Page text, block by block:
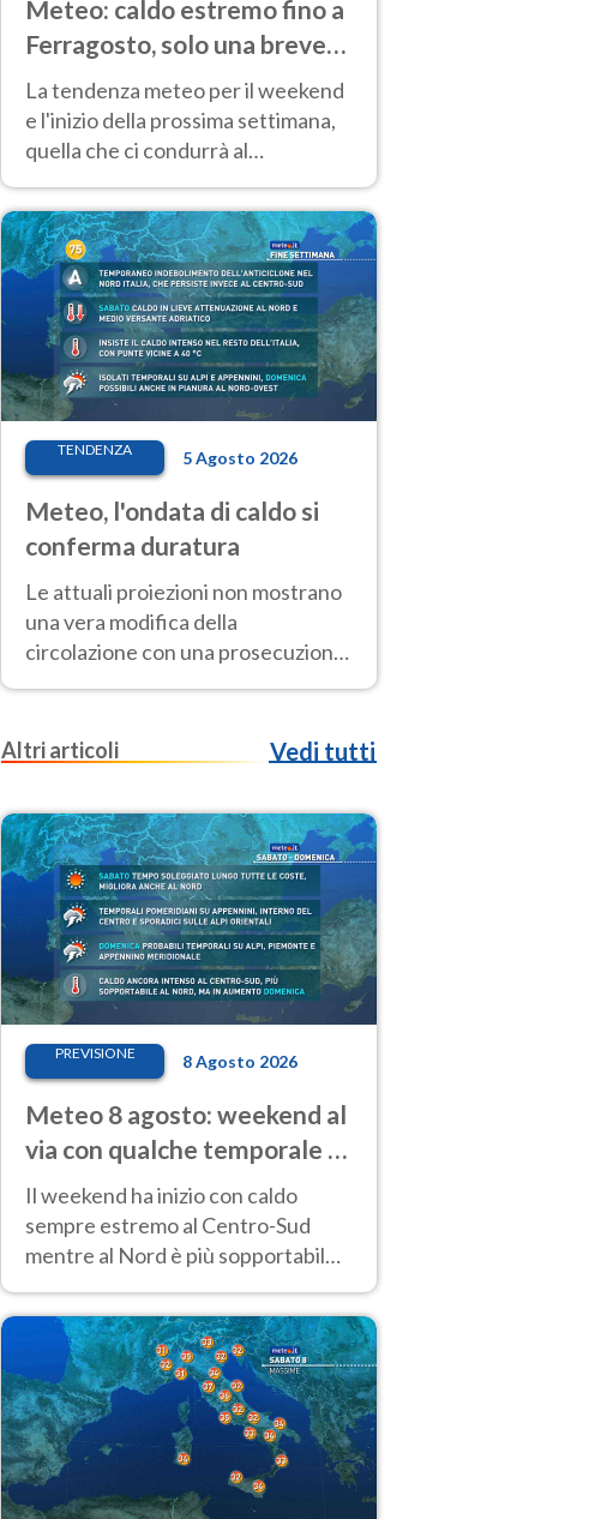
Meteo: caldo estremo fino a
Ferragosto, solo una breve
pausa. Ecco dove
La tendenza meteo per il weekend
e l'inizio della prossima settimana,
quella che ci condurrà al
temperature molto elevate
TENDENZA 5 Agosto 2026
Meteo, l'ondata di caldo si
conferma duratura
Le attuali proiezioni non mostrano
una vera modifica della
circolazione con una prosecuzione
del caldo fuori scala per molti
Ferragosto
Altri articoli Vedi tutti
PREVISIONE 8 Agosto 2026
Meteo 8 agosto: weekend al
via con qualche temporale e
caldo estremo al Centro-Sud
Il weekend ha inizio con caldo
sempre estremo al Centro-Sud
mentre al Nord è più sopportabile
calore sui rilievi.